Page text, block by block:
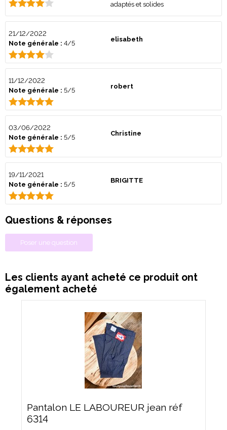
adaptés et solides
21/12/2022
Note générale : 4/5
elisabeth
11/12/2022
Note générale : 5/5
robert
03/06/2022
Note générale : 5/5
Christine
19/11/2021
Note générale : 5/5
BRIGITTE
Questions & réponses
Poser une question
Les clients ayant acheté ce produit ont
également acheté
Pantalon LE LABOUREUR jean réf
6314